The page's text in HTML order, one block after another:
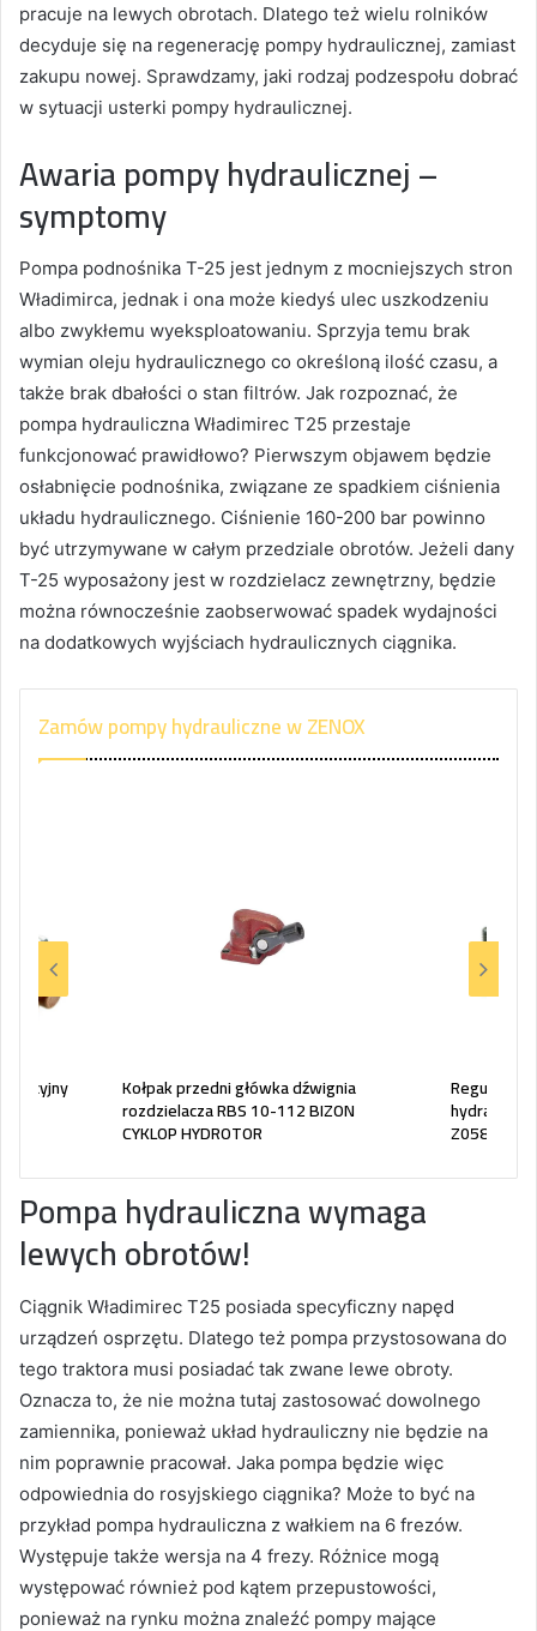
pracuje na lewych obrotach. Dlatego też wielu rolników
decyduje się na regenerację pompy hydraulicznej, zamiast
zakupu nowej. Sprawdzamy, jaki rodzaj podzespołu dobrać
w sytuacji usterki pompy hydraulicznej.
Awaria pompy hydraulicznej –
symptomy
Pompa podnośnika T-25 jest jednym z mocniejszych stron
Władimirca, jednak i ona może kiedyś ulec uszkodzeniu
albo zwykłemu wyeksploatowaniu. Sprzyja temu brak
wymian oleju hydraulicznego co określoną ilość czasu, a
także brak dbałości o stan filtrów. Jak rozpoznać, że
pompa hydrauliczna Władimirec T25 przestaje
funkcjonować prawidłowo? Pierwszym objawem będzie
osłabnięcie podnośnika, związane ze spadkiem ciśnienia
układu hydraulicznego. Ciśnienie 160-200 bar powinno
być utrzymywane w całym przedziale obrotów. Jeżeli dany
T-25 wyposażony jest w rozdzielacz zewnętrzny, będzie
można równocześnie zaobserwować spadek wydajności
na dodatkowych wyjściach hydraulicznych ciągnika.
Zamów pompy hydrauliczne w ZENOX
Kołpak przedni główka dźwignia
rozdzielacza RBS 10-112 BIZON
CYKLOP HYDROTOR
Regulator
Z058
Pompa hydrauliczna wymaga
lewych obrotów!
Ciągnik Władimirec T25 posiada specyficzny napęd
urządzeń osprzętu. Dlatego też pompa przystosowana do
tego traktora musi posiadać tak zwane lewe obroty.
Oznacza to, że nie można tutaj zastosować dowolnego
zamiennika, ponieważ układ hydrauliczny nie będzie na
nim poprawnie pracował. Jaka pompa będzie więc
odpowiednia do rosyjskiego ciągnika? Może to być na
przykład pompa hydrauliczna z wałkiem na 6 frezów.
Występuje także wersja na 4 frezy. Różnice mogą
występować również pod kątem przepustowości,
ponieważ na rynku można znaleźć pompy mające